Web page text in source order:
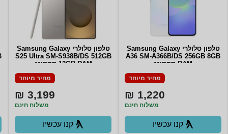
טלפון סלולרי Samsung Galaxy
A36 SM-A366B/DS 256GB 8GB
RAM סמסונג
מחיר מיוחד
1,220 ₪
משלוח חינם
קנו עכשיו
טלפון סלולרי Samsung Galaxy
S25 Ultra SM-S938B/DS 512GB
12GB RAM סמסונג
מחיר מיוחד
3,199 ₪
משלוח חינם
קנו עכשיו